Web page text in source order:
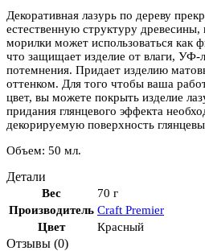
Декоративная лазурь по дереву
естественную структуру
морилки может использоваться как
что защищает изделие от влаги, УФ-
потемнения. Придает изделию
оттенком. Для того чтобы ваша
цвет, вы можете покрыть изделие
придания глянцевого эффекта
декорируемую поверхность
Объем: 50 мл.
Детали
Вес
70 г
Производитель Craft Premier
Цвет
Красный
Отзывы (0)